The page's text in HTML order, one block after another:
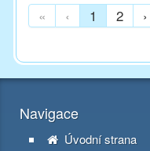
« ‹ 1 2 ›
Navigace
Úvodní strana